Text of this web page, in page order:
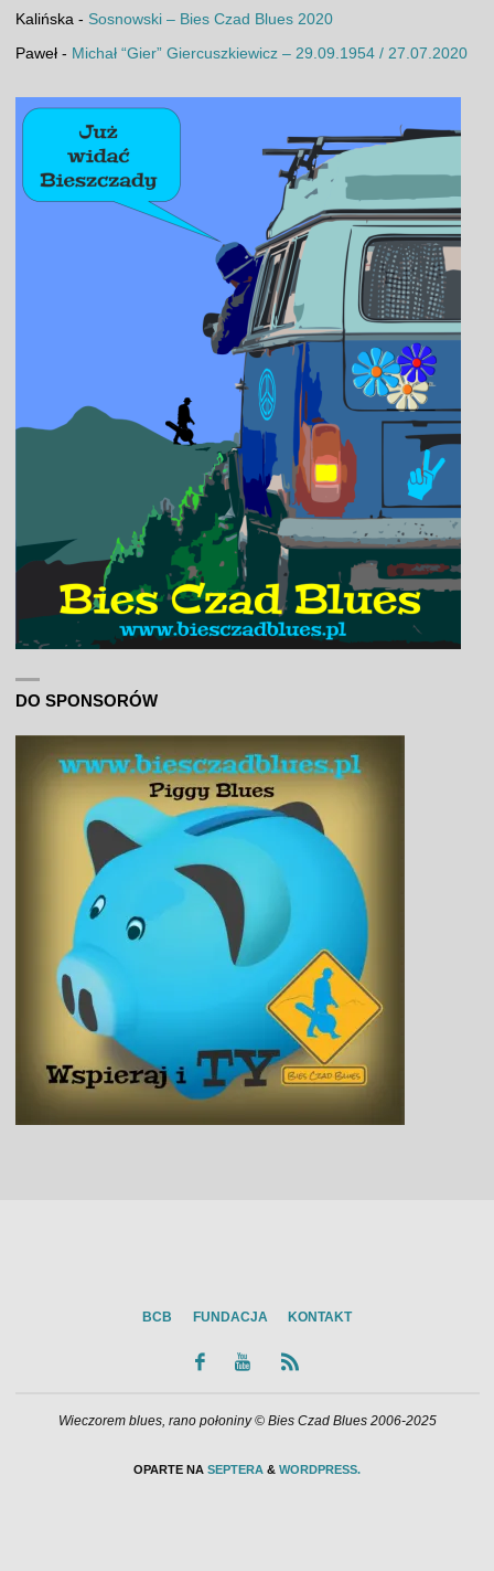
Kalińska- Sosnowski – Bies Czad Blues 2020
Paweł- Michał “Gier” Giercuszkiewicz – 29.09.1954 / 27.07.2020
DO SPONSORÓW
BCB FUNDACJA KONTAKT
Wieczorem blues, rano połoniny © Bies Czad Blues 2006-2025
OPARTE NA SEPTERA & WORDPRESS.